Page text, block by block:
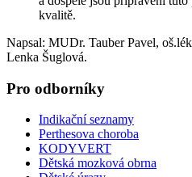
kvalitě.
Napsal: MUDr. Tauber Pavel,
Lenka Šuglová.
Pro odborníky
Indikační seznamy
Perthesova choroba
KODYVERT
Dětská mozková obrna